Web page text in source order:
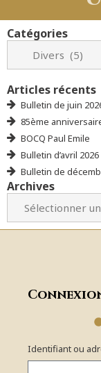
Catégories
Articles récents
Bulletin de juin
85ème
BOCQ Paul Emile
Bulletin d’avril 2026
Bulletin de
Archives
Identifiant ou